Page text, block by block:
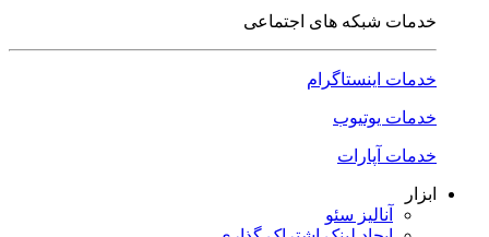
خدمات شبکه های اجتماعی
خدمات اینستاگرام
خدمات یوتیوب
خدمات آپارات
ابزار
آنالیز سئو